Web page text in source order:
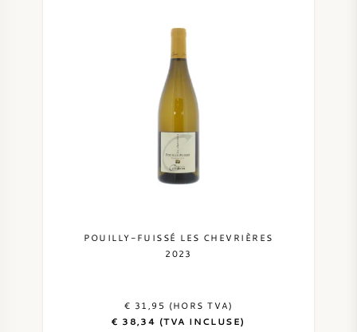
POUILLY-FUISSÉ LES CHEVRIÈRES
2023
€ 31,95 (HORS TVA)
€ 38,34 (TVA INCLUSE)